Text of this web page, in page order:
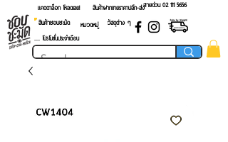
แคตตาล็อก โหลดเลย! สายด่วน 02 ​111 5656
สินค้าฝากขายราคาปลีก-ส่ง
สินค้าชอบชะมัด
หมวดหมู่
วัสดุต่าง ๆ
.... โปรโมชั่นประจำเดือน